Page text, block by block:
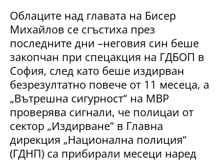
Облаците над главата на Бисер
Михайлов се сгъстиха през
последните дни –неговия син беше
закопчан при спецакция на ГДБОП в
София, след като беше издирван
безрезултатно повече от 11 месеца, а
„Вътрешна сигурност“ на МВР
проверява сигнали, че полицаи от
сектор „Издирване“ в Главна
дирекция „Национална полиция“
(ГДНП) са прибирали месеци наред